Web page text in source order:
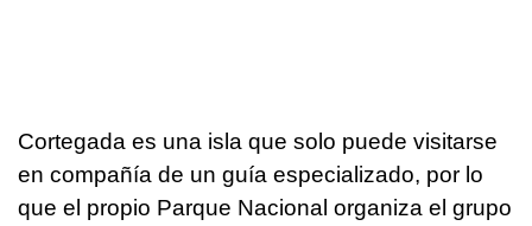
Cortegada es una isla que solo puede visitarse
en compañía de un guía especializado, por lo
que el propio Parque Nacional organiza el grupo